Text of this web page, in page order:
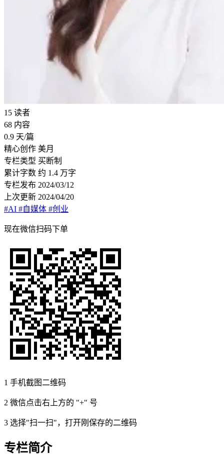
15 读者
68 内容
0.9 天/篇
精心创作 美月
专栏类型 买断制
累计字数 约 1.4 万字
专栏发布 2024/03/12
上次更新 2024/04/20
#AI #自媒体 #创业
现在微信扫码下单
1 手机截图二维码
2 微信点击右上方的 "+" 号
3 选择"扫一扫"，打开刚保存的二维码
专栏简介